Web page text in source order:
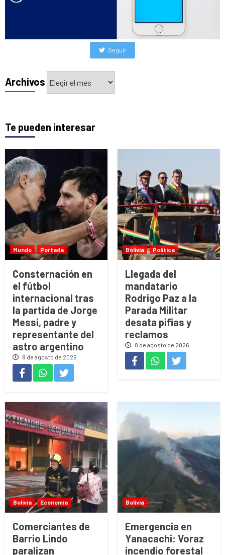
Seguir
Archivos
Archivos
Te pueden interesar
Mundo Portada
Consternación en
el fútbol
internacional tras
la partida de Jorge
Messi, padre y
representante del
astro argentino
8 de agosto de 2026
Bolivia Política
Llegada del
mandatario
Rodrigo Paz a la
Parada Militar
desata pifias y
reclamos
8 de agosto de 2026
Bolivia Economía
Comerciantes de
Barrio Lindo
paralizan
Bolivia
Emergencia en
Yanacachi: Voraz
incendio forestal